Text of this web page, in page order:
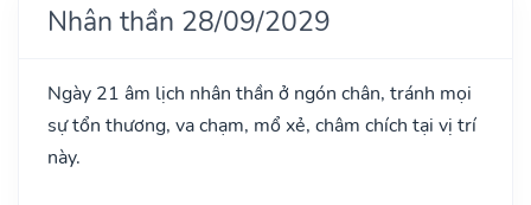
Nhân thần 28/09/2029
Ngày 21 âm lịch nhân thần ở ngón chân, tránh mọi
sự tổn thương, va chạm, mổ xẻ, châm chích tại vị trí
này.